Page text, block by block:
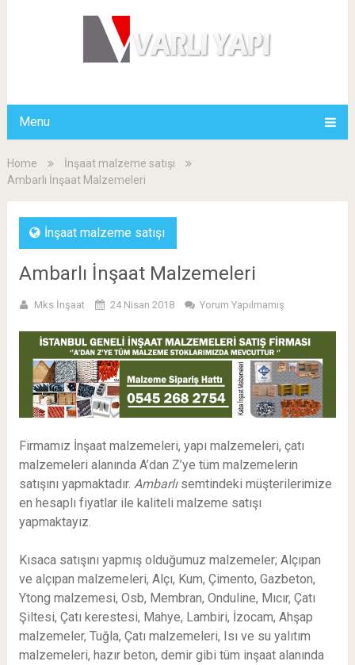
Menu
Home
İnşaat malzeme satışı
Ambarlı İnşaat Malzemeleri
İnşaat malzeme satışı
Ambarlı İnşaat Malzemeleri
Mks İnşaat 24 Nisan 2018 Yorum Yapılmamış
Firmamız İnşaat malzemeleri, yapı malzemeleri, çatı
malzemeleri alanında A’dan Z’ye tüm malzemelerin
satışını yapmaktadır. Ambarlı semtindeki müşterilerimize
en hesaplı fiyatlar ile kaliteli malzeme satışı
yapmaktayız.
Kısaca satışını yapmış olduğumuz malzemeler; Alçıpan
ve alçıpan malzemeleri, Alçı, Kum, Çimento, Gazbeton,
Ytong malzemesi, Osb, Membran, Onduline, Mıcır, Çatı
Şiltesi, Çatı kerestesi, Mahye, Lambiri, İzocam, Ahşap
malzemeler, Tuğla, Çatı malzemeleri, Isı ve su yalıtım
malzemeleri, hazır beton, demir gibi tüm inşaat alanında